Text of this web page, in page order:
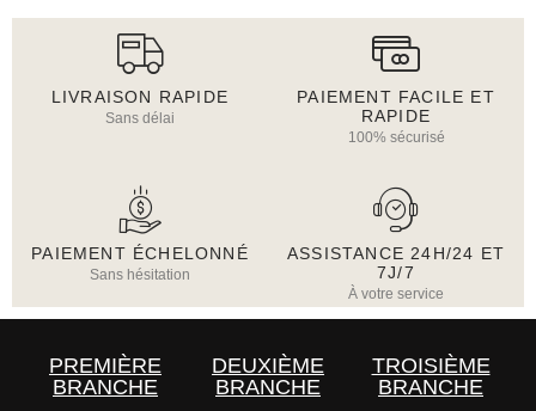
LIVRAISON RAPIDE
Sans délai
PAIEMENT FACILE ET
RAPIDE
100% sécurisé
PAIEMENT ÉCHELONNÉ
Sans hésitation
ASSISTANCE 24H/24 ET
7J/7
À votre service
PREMIÈRE
BRANCHE
DEUXIÈME
BRANCHE
TROISIÈME
BRANCHE